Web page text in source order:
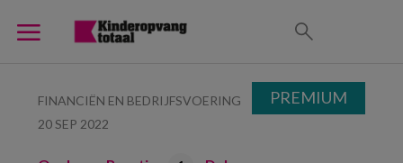
FINANCIËN EN BEDRIJFSVOERING
20 SEP 2022
PREMIUM